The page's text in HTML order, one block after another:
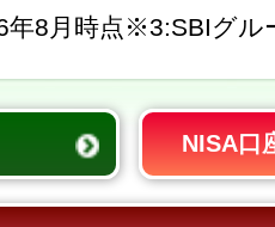
※3:SBIグル
NISA口